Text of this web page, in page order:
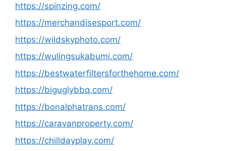
https://spinzing.com/
https://merchandisesport.com/
https://wildskyphoto.com/
https://wulingsukabumi.com/
https://bestwaterfiltersforthehome.com/
https://biguglybbq.com/
https://bonalphatrans.com/
https://caravanproperty.com/
https://chilldayplay.com/